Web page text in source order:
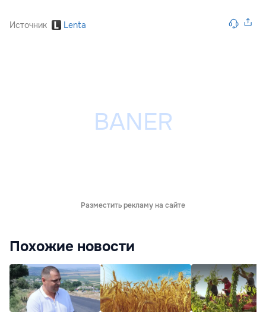
Источник Lenta
Разместить рекламу на сайте
Похожие новости